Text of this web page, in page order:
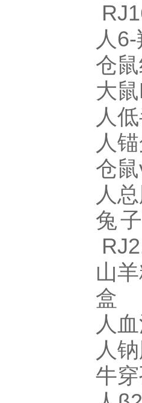
人
仓
大
人
人
仓
人
兔
山
盒
人
人
牛